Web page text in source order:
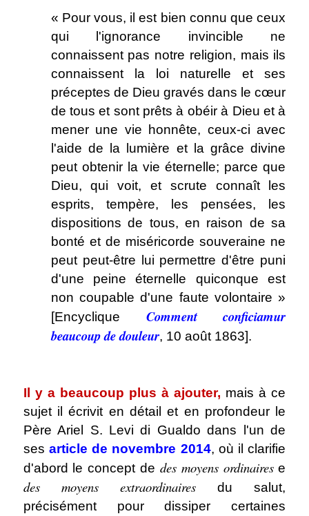
« Pour vous, il est bien connu que ceux
qui l'ignorance invincible ne
connaissent pas notre religion, mais ils
connaissent la loi naturelle et ses
préceptes de Dieu gravés dans le cœur
de tous et sont prêts à obéir à Dieu et à
mener une vie honnête, ceux-ci avec
l'aide de la lumière et la grâce divine
peut obtenir la vie éternelle; parce que
Dieu, qui voit, et scrute connaît les
esprits, tempère, les pensées, les
dispositions de tous, en raison de sa
bonté et de miséricorde souveraine ne
peut peut-être lui permettre d'être puni
d'une peine éternelle quiconque est
non coupable d'une faute volontaire »
[Encyclique Comment conficiamur
beaucoup de douleur, 10 août 1863].
Il y a beaucoup plus à ajouter, mais à ce
sujet il écrivit en détail et en profondeur le
Père Ariel S. Levi di Gualdo dans l'un de
ses article de novembre 2014, où il clarifie
d'abord le concept de des moyens ordinaires e
des moyens extraordinaires
du salut,
précisément pour dissiper certaines